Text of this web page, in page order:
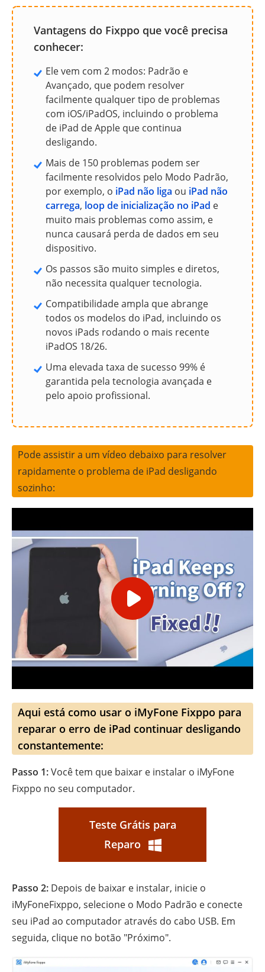
Vantagens do Fixppo que você precisa
conhecer:
Ele vem com 2 modos: Padrão e
Avançado, que podem resolver
facilmente qualquer tipo de problemas
com iOS/iPadOS, incluindo o problema
de iPad de Apple que continua
desligando.
Mais de 150 problemas podem ser
facilmente resolvidos pelo Modo Padrão,
por exemplo, o iPad não liga ou iPad não
carrega, loop de inicialização no iPad e
muito mais problemas como assim, e
nunca causará perda de dados em seu
dispositivo.
Os passos são muito simples e diretos,
não necessita qualquer tecnologia.
Compatibilidade ampla que abrange
todos os modelos do iPad, incluindo os
novos iPads rodando o mais recente
iPadOS 18/26.
Uma elevada taxa de sucesso 99% é
garantida pela tecnologia avançada e
pelo apoio profissional.
Pode assistir a um vídeo debaixo para resolver
rapidamente o problema de iPad desligando
sozinho:
Aqui está como usar o iMyFone Fixppo para
reparar o erro de iPad continuar desligando
constantemente:
Passo 1:Você tem que baixar e instalar o iMyFone
Fixppo no seu computador.
Teste Grátis para
Reparo
Passo 2: Depois de baixar e instalar, inicie o
iMyFoneFixppo, selecione o Modo Padrão e conecte
seu iPad ao computador através do cabo USB. Em
seguida, clique no botão "Próximo".